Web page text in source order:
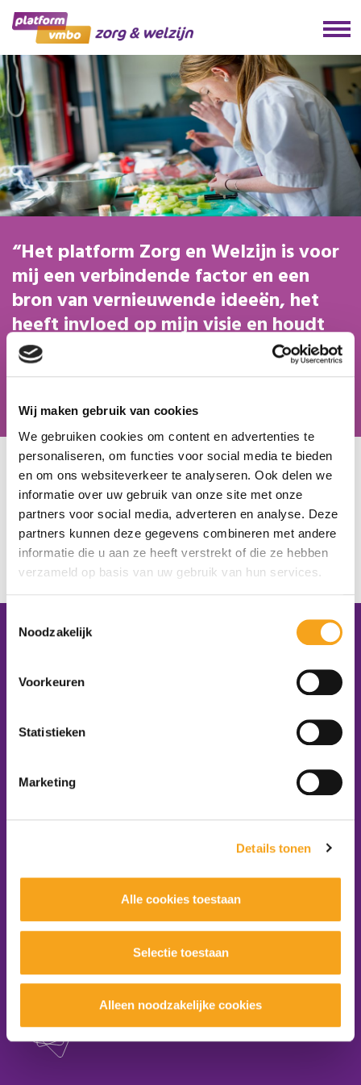
Wij maken gebruik van cookies
We gebruiken cookies om content en advertenties te
personaliseren, om functies voor social media te bieden
en om ons websiteverkeer te analyseren. Ook delen we
informatie over uw gebruik van onze site met onze
partners voor social media, adverteren en analyse. Deze
partners kunnen deze gegevens combineren met andere
informatie die u aan ze heeft verstrekt of die ze hebben
verzameld op basis van uw gebruik van hun services.
Noodzakelijk
Voorkeuren
Statistieken
Marketing
Details tonen
Alle cookies toestaan
Selectie toestaan
Alleen noodzakelijke cookies
Het platform Zorg en Welzijn is voor
mij een verbindende factor en een
bron van vernieuwende ideeën, het
heeft invloed op mijn visie en houdt
mij scherp als docent.
College
U bevindt zich hier: Home/Onze scholen/Bossche Vakschool
Bossche Vakschool
Den Bosch
https://www.bosschevakschool.nl/
Contactgegevens
Platform VMBO Zorg & Welzijn
E-mail:info@platformzorgenwelzijn.nl
Volg ons:
Word lid van het platform
Aanmelden nieuwsbrief
maakt onderdeel uit van